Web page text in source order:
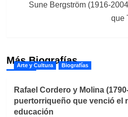
Sune Bergström (1916-
que
Más Biografías
Arte y Cultura Biografías
Rafael Cordero y Molina
puertorriqueño que venció el
educación